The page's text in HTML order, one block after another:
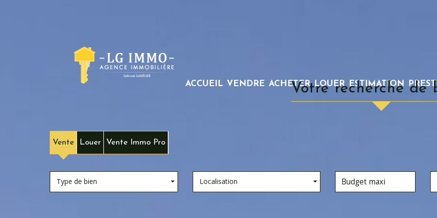
ACCUEIL VENDRE ACHETER LOUER ESTIMATION
Votre recherche de
Vente Louer Vente Immo Pro
Type de bien Localisation